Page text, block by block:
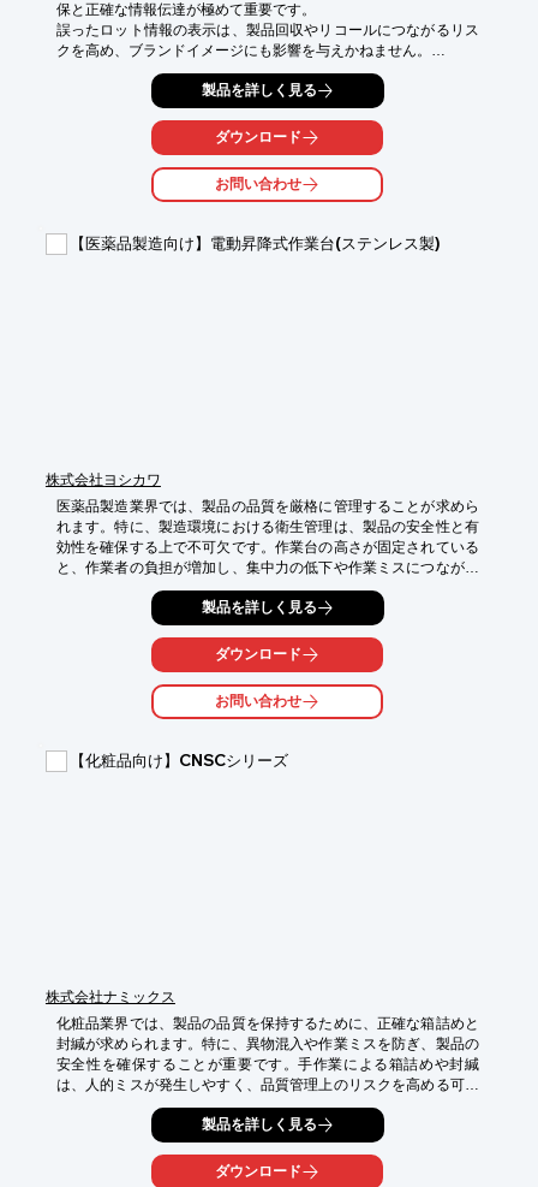
保と正確な情報伝達が極めて重要です。
誤ったロット情報の表示は、製品回収やリコールにつながるリス
クを高め、ブランドイメージにも影響を与えかねません。
また、製造現場での迅速なラベル発行は、生産効率の維持に不可
IJPラベルプリンタ TM-C7500・C7500Gは、これらの課題に対応
し、確実なロット管理をサポートします。
・医薬品の個装・外装ラベル発行
・品質管理部門での識別ラベル発行
製品を詳しく見る
ダウンロード
お問い合わせ
【医薬品製造向け】電動昇降式作業台(ステンレス製)
株式会社ヨシカワ
医薬品製造業界では、製品の品質を厳格に管理することが求めら
れます。特に、製造環境における衛生管理は、製品の安全性と有
効性を確保する上で不可欠です。作業台の高さが固定されている
と、作業者の負担が増加し、集中力の低下や作業ミスにつながる
可能性があります。当社の電動昇降式作業台は、高さ調整が可能
で、作業者の負担を軽減し、より正確な作業をサポートします。
【活用シーン】
・医薬品製造における品質管理工程
・クリーンルーム内での作業
・検査、梱包作業
・作業者の負担軽減による、作業効率の向上
製品を詳しく見る
ダウンロード
お問い合わせ
【化粧品向け】CNSCシリーズ
株式会社ナミックス
化粧品業界では、製品の品質を保持するために、正確な箱詰めと
封緘が求められます。特に、異物混入や作業ミスを防ぎ、製品の
安全性を確保することが重要です。手作業による箱詰めや封緘
は、人的ミスが発生しやすく、品質管理上のリスクを高める可能
性があります。ナミックスカートナー『CNSCシリーズ』は、オ
ペレーターが製品やカートンを供給するだけで、「箱起こし」
「封緘」「排出」を自動で行います。
【活用シーン】
製品を詳しく見る
ダウンロード